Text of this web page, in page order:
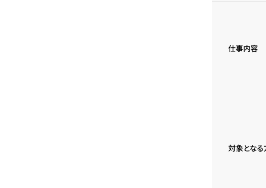
仕事内容
対象となる